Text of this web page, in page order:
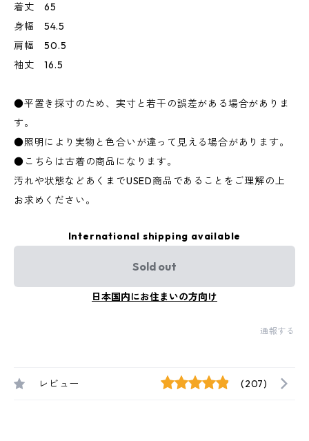
着丈 65
身幅 54.5
肩幅 50.5
袖丈 16.5
●平置き採寸のため、実寸と若干の誤差がある場合がありま
す。
●照明により実物と色合いが違って見える場合があります。
●こちらは古着の商品になります。
汚れや状態などあくまでUSED商品であることをご理解の上
お求めください。
International shipping available
Sold out
日本国内にお住まいの方向け
通報する
レビュー (207)